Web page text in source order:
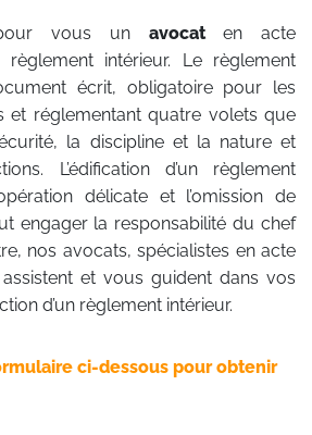
vous un avocaten acte
intérieur. Le règlement
écrit, obligatoire pour les
et réglementant quatre volets que
la discipline et la nature et
L’édification d’un règlement
délicate et l’omission de
engager la responsabilité du chef
nos avocats, spécialistes en acte
et vous guident dans vos
d’un règlement intérieur.
ci-dessous pour obtenir